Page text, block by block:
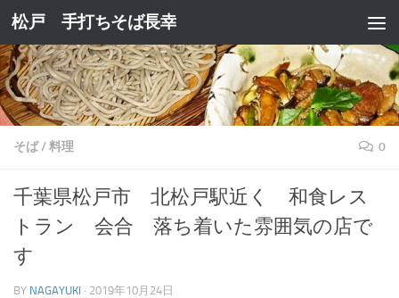
コンテンツへスキップ
松戸 手打ちそば長幸
そば/料理 0
千葉県松戸市 北松戸駅近く 和食レス
トラン 会合 落ち着いた雰囲気の店で
す
BY NAGAYUKI · 2019年10月24日